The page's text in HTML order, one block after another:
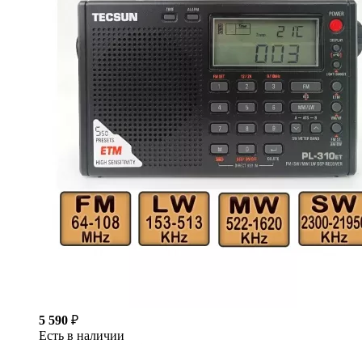
5 590 ₽
Есть в наличии